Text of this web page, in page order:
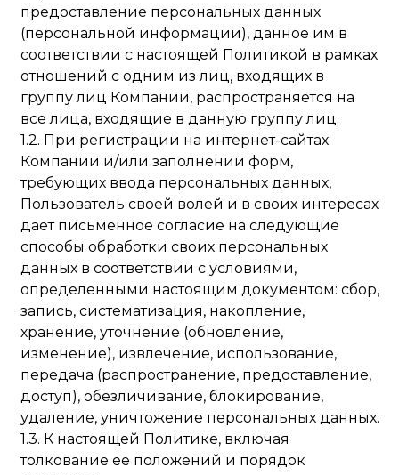
предоставление персональных данных
(персональной информации), данное им в
соответствии с настоящей Политикой в рамках
отношений с одним из лиц, входящих в
группу лиц Компании, распространяется на
все лица, входящие в данную группу лиц.
1.2. При регистрации на интернет-сайтах
Компании и/или заполнении форм,
требующих ввода персональных данных,
Пользователь своей волей и в своих интересах
дает письменное согласие на следующие
способы обработки своих персональных
данных в соответствии с условиями,
определенными настоящим документом: сбор,
запись, систематизация, накопление,
хранение, уточнение (обновление,
изменение), извлечение, использование,
передача (распространение, предоставление,
доступ), обезличивание, блокирование,
удаление, уничтожение персональных данных.
1.3. К настоящей Политике, включая
толкование ее положений и порядок